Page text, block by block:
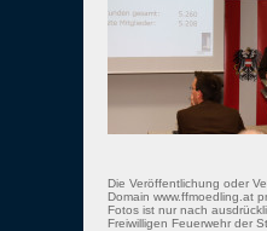
Die Veröffentlichung oder
Domain www.ffmoedling.at
Fotos ist nur nach
Freiwilligen Feuerwehr der